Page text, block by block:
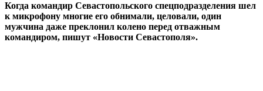
Когда командир Севастопольского спецподразделения шел
к микрофону многие его обнимали, целовали, один
мужчина даже преклонил колено перед отважным
командиром, пишут «Новости Севастополя».